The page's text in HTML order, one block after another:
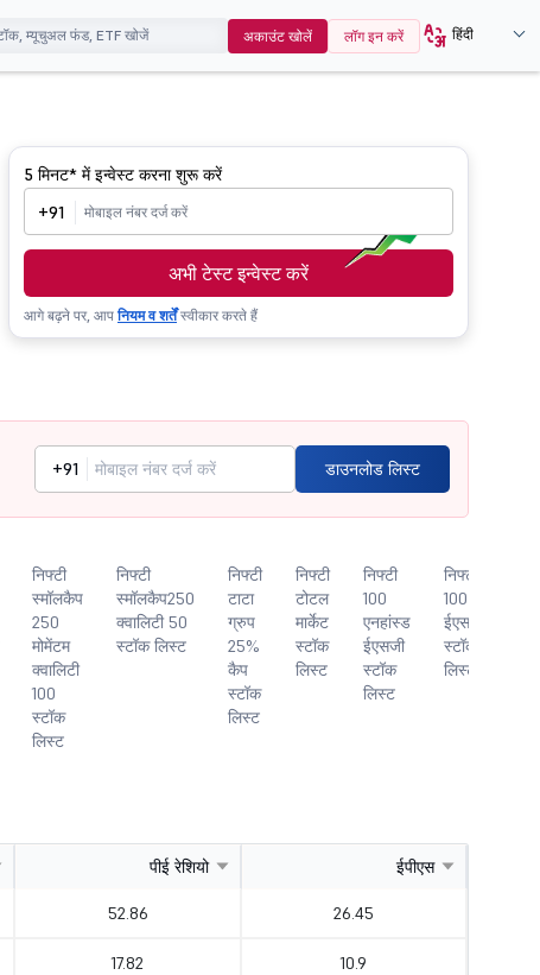
अकाउंट खोलें लॉग इन करें हिंदी
5 मिनट* में इन्वेस्ट करना शुरू करें
+91
अभी टेस्ट इन्वेस्ट करें
आगे बढ़ने पर, आपनियम व शर्तेंस्वीकार करते हैं
+91 डाउनलोड लिस्ट
निफ्टी
स्मॉलकैप
250
मोमेंटम
क्वालिटी
100
स्टॉक
लिस्ट
निफ्टी
स्मॉलकैप250
क्वालिटी 50
स्टॉक लिस्ट
निफ्टी
टाटा
ग्रुप
25%
कैप
स्टॉक
लिस्ट
निफ्टी
टोटल
मार्केट
स्टॉक
लिस्ट
निफ्टी
100
एनहांस्ड
ईएसजी
स्टॉक
लिस्ट
निफ्टी
100
ईएसजी
स्टॉक
लिस्ट
पीई रेशियो ईपीएस
52.86 26.45
17.82 10.9